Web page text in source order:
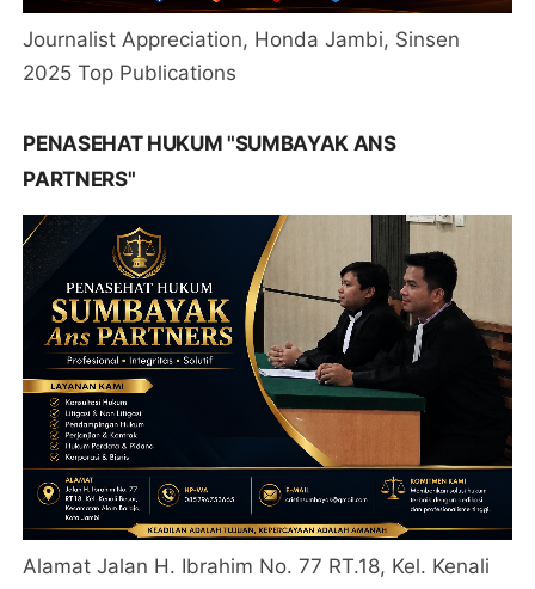
Journalist Appreciation, Honda Jambi, Sinsen
2025 Top Publications
PENASEHAT HUKUM "SUMBAYAK ANS
PARTNERS"
Alamat Jalan H. Ibrahim No. 77 RT.18, Kel. Kenali